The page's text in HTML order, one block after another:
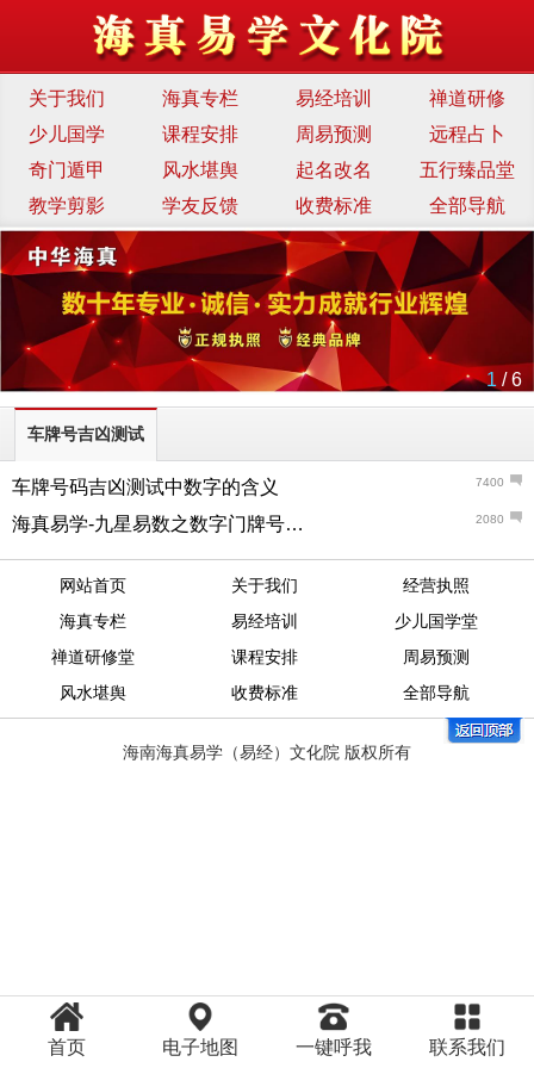
关于我们 海真专栏 易经培训
禅道研修
少儿国学
课程安排 周易预测
远程占卜
奇门遁甲
风水堪舆 起名改名
五行臻品堂
教学剪影
学友反馈 收费标准 全部导航
1 / 6
车牌号吉凶测试
7400
车牌号码吉凶测试中数字的含义
2080
海真易学-九星易数之数字门牌号码的吉凶磁场影响，你家门牌号选对了吗？
网站首页 关于我们
经营执照
海真专栏
易经培训
少儿国学堂
禅道研修堂
课程安排
周易预测
风水堪舆
收费标准 全部导航
海南海真易学（易经）文化院 版权所有
首页 电子地图 一键呼我 联系我们